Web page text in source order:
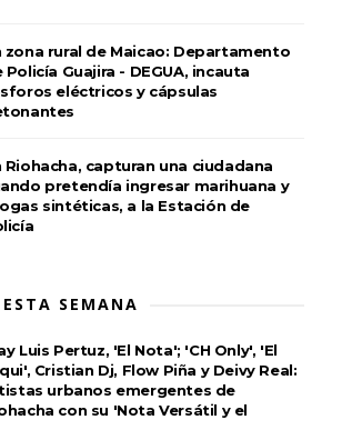
zona rural de Maicao: Departamento
Policía Guajira - DEGUA, incauta
eléctricos y cápsulas
Riohacha, capturan una ciudadana
pretendía ingresar marihuana y
sintéticas, a la Estación de
SEMANA
Luis Pertuz, 'El Nota'; 'CH Only', 'El
Cristian Dj, Flow Piña y Deivy Real:
urbanos emergentes de
con su 'Nota Versátil y el